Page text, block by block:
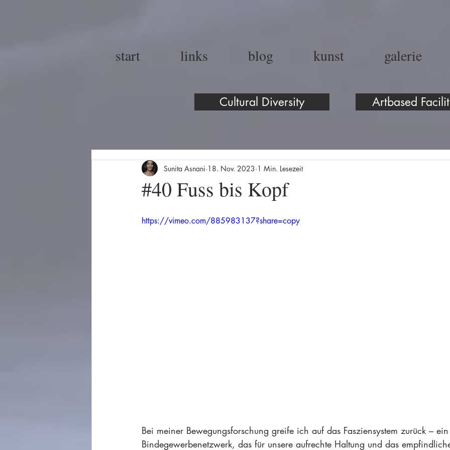
start links blog kunst galerie
Cultural Diversity Artbased
#40 Fuss bis Kopf
Sunita Asnani 18. Nov. 2023 1 Min. Lesezeit
https://vimeo.com/885983137?share=copy
Bei meiner Bewegungsforschung greife ich auf das Fasziensystem zurück –
Bindegewerbenetzwerk, das für unsere aufrechte Haltung und das